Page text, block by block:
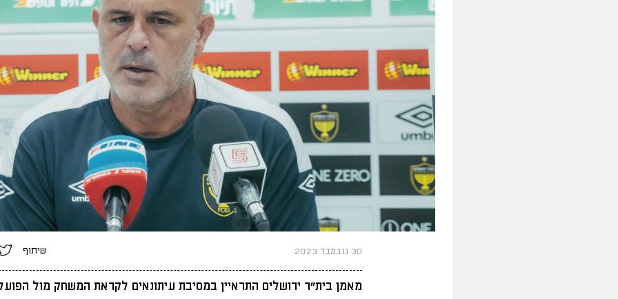
30 נובמבר 2023 שיתוף
מאמן בית"ר ירושלים התראיין במסיבת עיתונאים לקראת המשחק מול